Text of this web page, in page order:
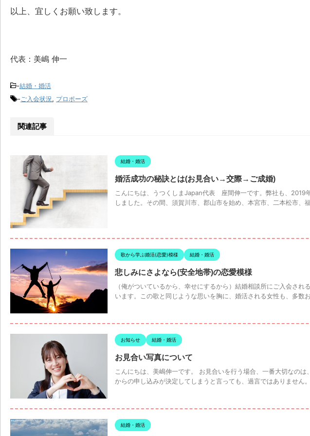
以上、宜しくお願い致します。
代表：美嶋 伸一
-結婚・婚活
- ご入会状況, プロポーズ
関連記事
結婚・婚活
婚活成功の秘訣とは(お見合い→交際→ご成婚)
こんにちは、うつくしまJapan代表 座間伸一です。弊社も、2019
しました。その間、須賀川市、郡山市を始め、本宮市、二本松市、
歌から学ぶ婚活(恋愛)模様 結婚・婚活
悲しみにさよなら(安全地帯)の恋愛模様
（俺がついているから、幸せにするから）結婚相談所にご入会さ
います。この歌と同じような思いを胸に、婚活される女性も、多数
お知らせ 結婚・婚活
お見合い写真について
こんにちは、美嶋伸一です。 お見合いを行う場合、一番大切なの
からの申し込みが決定してしまうと言っても、過言ではありません
結婚・婚活